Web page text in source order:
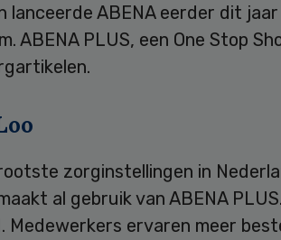
lanceerde ABENA eerder dit
ABENA PLUS, een One Stop
zorginstellingen in
al gebruik van ABENA
Medewerkers ervaren meer